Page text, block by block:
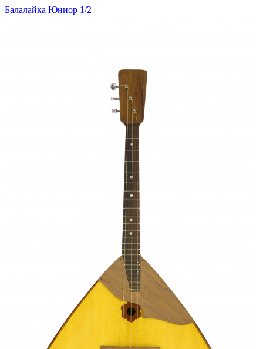
Балалайка Юниор 1/2